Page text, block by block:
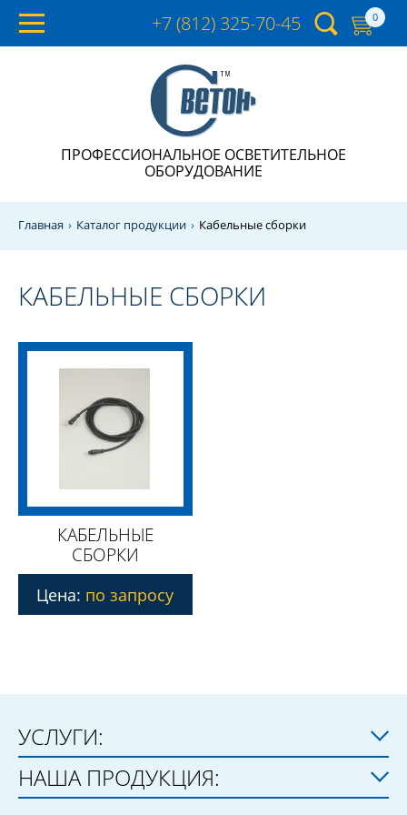
+7 (812) 325-70-45 0
ПРОФЕССИОНАЛЬНОЕ ОСВЕТИТЕЛЬНОЕ
ОБОРУДОВАНИЕ
Главная Каталог продукции Кабельные сборки
КАБЕЛЬНЫЕ СБОРКИ
КАБЕЛЬНЫЕ
СБОРКИ
Цена: по запросу
УСЛУГИ:
НАША ПРОДУКЦИЯ: